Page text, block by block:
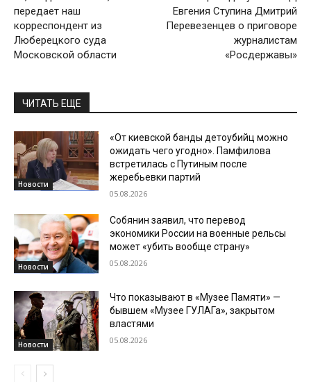
передает наш
корреспондент из
Люберецкого суда
Московской области
Евгения Ступина Дмитрий
Перевезенцев о приговоре
журналистам
«Росдержавы»
ЧИТАТЬ ЕЩЕ
Новости
«От киевской банды детоубийц можно
ожидать чего угодно». Памфилова
встретилась с Путиным после
жеребьевки партий
05.08.2026
Новости
Собянин заявил, что перевод
экономики России на военные рельсы
может «убить вообще страну»
05.08.2026
Новости
Что показывают в «Музее Памяти» —
бывшем «Музее ГУЛАГа», закрытом
властями
05.08.2026